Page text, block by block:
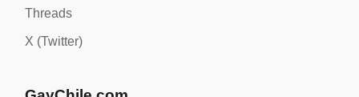
Threads
X (Twitter)